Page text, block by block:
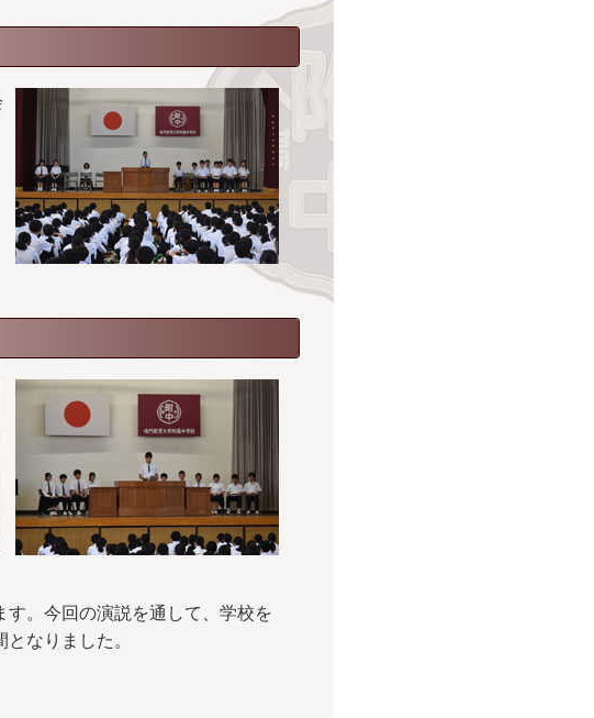
。今回の演説を通して、学校を
なりました。